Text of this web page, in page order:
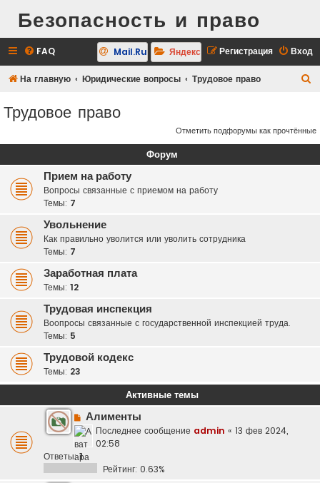
Безопасность и право
FAQ Вход
Регистрация
Mail.Ru Яндекс
На главную Юридические вопросы Трудовое право
с
Трудовое право
Отметить подфорумы как прочтённые
Форум
Прием на работу
Вопросы связанные с приемом на работу
Темы: 7
Увольнение
Как правильно уволится или уволить сотрудника
Темы: 7
Заработная плата
Темы: 12
Трудовая инспекция
Воопросы связанные с государственной инспекцией труда.
Темы: 5
Трудовой кодекс
Темы: 23
Активные темы
Алименты
Последнее сообщение admin « 13 фев 2024,
02:58
Ответы:1
Рейтинг: 0.63%